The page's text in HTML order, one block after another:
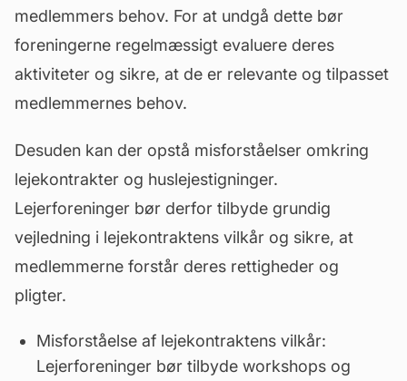
medlemmers behov. For at undgå dette bør
foreningerne regelmæssigt evaluere deres
aktiviteter og sikre, at de er relevante og tilpasset
medlemmernes behov.
Desuden kan der opstå misforståelser omkring
lejekontrakter og huslejestigninger.
Lejerforeninger bør derfor tilbyde grundig
vejledning i lejekontraktens vilkår og sikre, at
medlemmerne forstår deres rettigheder og
pligter.
Misforståelse af lejekontraktens vilkår:
Lejerforeninger bør tilbyde workshops og